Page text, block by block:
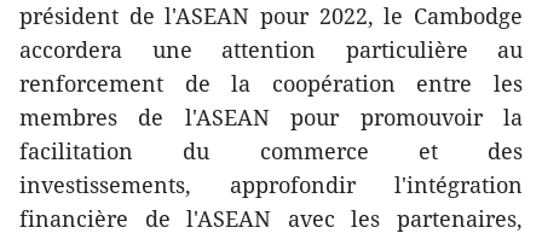
président de l'ASEAN pour 2022, le Cambodge
accordera une attention particulière au
renforcement de la coopération entre les
membres de l'ASEAN pour promouvoir la
facilitation du commerce et des
investissements, approfondir l'intégration
financière de l'ASEAN avec les partenaires,